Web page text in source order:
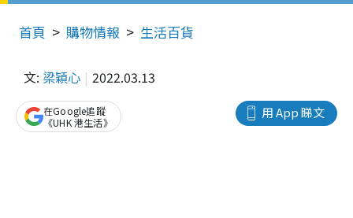
首頁 購物情報 生活百貨
文: 梁穎心 2022.03.13
用 App 睇文
在Google追蹤
《UHK 港生活》